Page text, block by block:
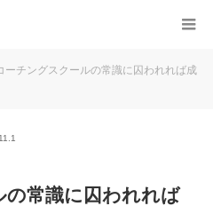
ーチングスクールの常識に囚われれば成
の常識に囚われれば